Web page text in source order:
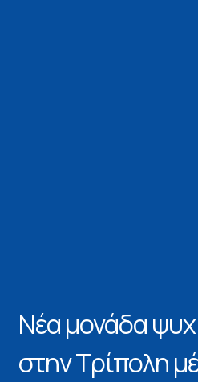
Νέα μονάδα
στην Τρίπολη